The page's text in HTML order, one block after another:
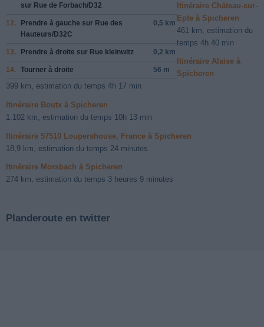
sur Rue de Forbach/D32
12. Prendre à gauche sur Rue des
Hauteurs/D32C
0,5 km
13. Prendre à droite sur Rue kleinwitz 0,2 km
14. Tourner à droite 56 m
Itinéraire Château-sur-
Epte à Spicheren
461 km, estimation du
temps 4h 40 min
Itinéraire Alaise à
Spicheren
399 km, estimation du temps 4h 17 min
Itinéraire Boutx à Spicheren
1.102 km, estimation du temps 10h 13 min
Itinéraire 57510 Loupershouse, France à Spicheren
18,9 km, estimation du temps 24 minutes
Itinéraire Morsbach à Spicheren
274 km, estimation du temps 3 heures 9 minutes
Planderoute en twitter